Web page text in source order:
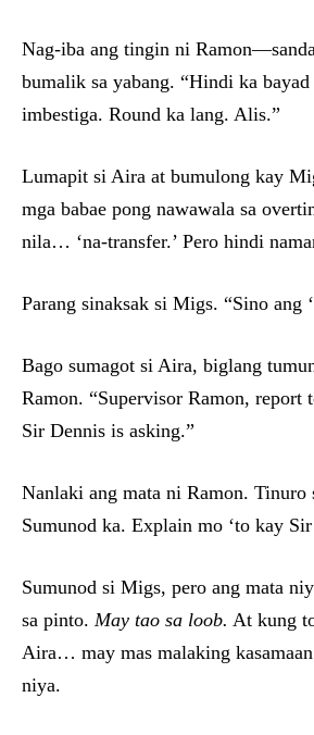
Nag-iba ang tingin ni
bumalik sa yabang. “Hindi ka bayad
imbestiga. Round ka lang. Alis.”
Lumapit si Aira at bumulong kay
mga babae pong nawawala sa
nila… ‘na-transfer.’ Pero hindi
Parang sinaksak si Migs. “Sino ang
Bago sumagot si Aira, biglang
Ramon. “Supervisor Ramon, report
Sir Dennis is asking.”
Nanlaki ang mata ni Ramon.
Sumunod ka. Explain mo ‘to kay
Sumunod si Migs, pero ang mata
sa pinto. May tao sa loob. At kung
Aira… may mas malaking
niya.